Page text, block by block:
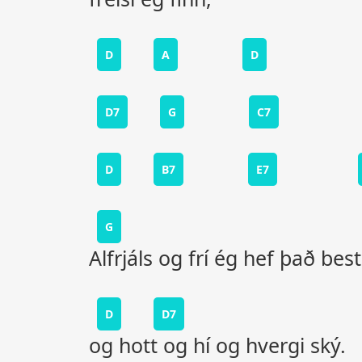
D A D
D7 G C7
D B7 E7
G
Alfrjáls og frí ég hef það best
D D7
og hott og hí og hvergi ský.